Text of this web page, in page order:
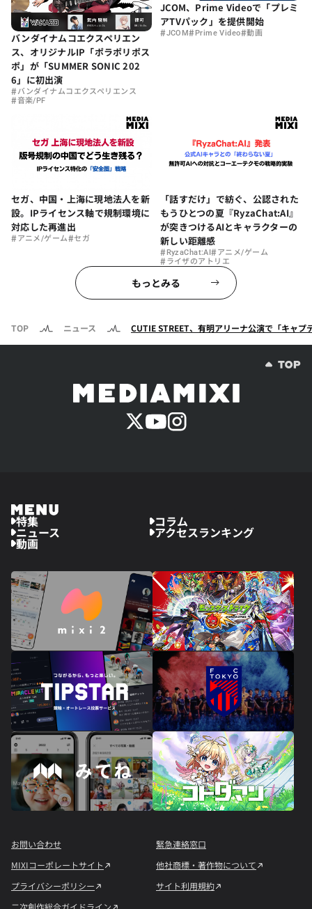
バンダイナムコエクスペリエン
ス、オリジナルIP「ポラポリポス
ポ」が「SUMMER SONIC 202
6」に初出演
#バンダイナムコエクスペリエンス
#音楽/PF
JCOM、Prime Videoで「プレミ
アTVパック」を提供開始
#JCOM# Prime Video#動画
セガ、中国・上海に現地法人を新
設。IPライセンス軸で規制環境に
対応した再進出
#アニメ/ゲーム#セガ
「話すだけ」で紡ぐ、公認された
もうひとつの夏『RyzaChat:AI』
が突きつけるAIとキャラクターの
新しい距離感
#RyzaChat:AI#アニメ/ゲーム
#ライザのアトリエ
もっとみる
TOP ニュース CUTIE STREET、有明アリーナ公演で「キャプ
特集 コラム
ニュース アクセスランキング
動画
お問い合わせ
緊急連絡窓口
MIXIコーポレートサイト
他社商標・著作物について
プライバシーポリシー
サイト利用規約
二次創作総合ガイドライン